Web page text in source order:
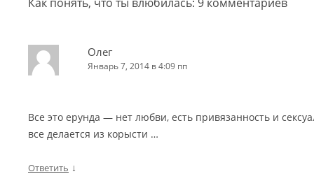
Олег
Январь 7, 2014 в 4:09 пп
Все это ерунда — нет любви, есть привязанность и
все делается из корысти …
Ответить ↓